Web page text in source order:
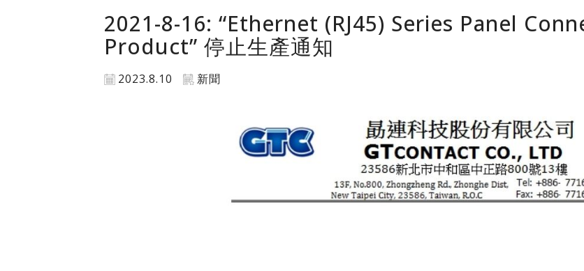
2021-8-16: “Ethernet (RJ45) Series Panel
Product” 停止生產通知
2023.8.10 新聞